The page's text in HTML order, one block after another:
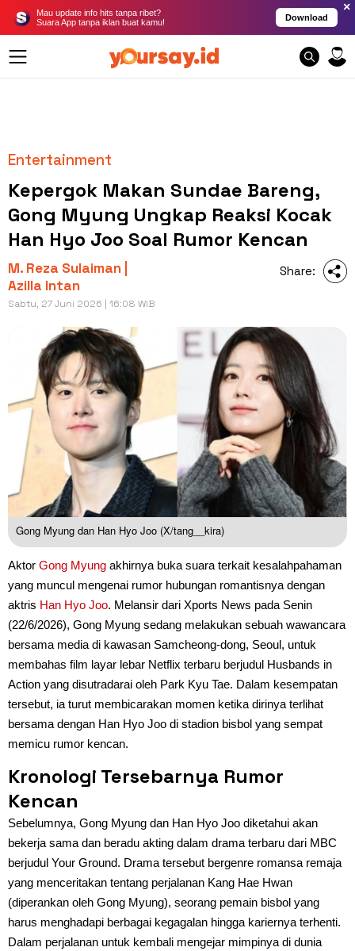
Mau update info hits tanpa ribet?
Suara App tanpa iklan buat kamu!
Download
×
Entertainment
Kepergok Makan Sundae Bareng,
Gong Myung Ungkap Reaksi Kocak
Han Hyo Joo Soal Rumor Kencan
M. Reza Sulaiman |
Azilla Intan
Sabtu, 27 Juni 2026 | 16:08 WIB
Share:
Gong Myung dan Han Hyo Joo (X/tang__kira)
Aktor Gong Myung akhirnya buka suara terkait kesalahpahaman
yang muncul mengenai rumor hubungan romantisnya dengan
aktris Han Hyo Joo. Melansir dari Xports News pada Senin
(22/6/2026), Gong Myung sedang melakukan sebuah wawancara
bersama media di kawasan Samcheong-dong, Seoul, untuk
membahas film layar lebar Netflix terbaru berjudul Husbands in
Action yang disutradarai oleh Park Kyu Tae. Dalam kesempatan
tersebut, ia turut membicarakan momen ketika dirinya terlihat
bersama dengan Han Hyo Joo di stadion bisbol yang sempat
memicu rumor kencan.
Kronologi Tersebarnya Rumor
Kencan
Sebelumnya, Gong Myung dan Han Hyo Joo diketahui akan
bekerja sama dan beradu akting dalam drama terbaru dari MBC
berjudul Your Ground. Drama tersebut bergenre romansa remaja
yang menceritakan tentang perjalanan Kang Hae Hwan
(diperankan oleh Gong Myung), seorang pemain bisbol yang
harus menghadapi berbagai kegagalan hingga kariernya terhenti.
Dalam perjalanan untuk kembali mengejar mimpinya di dunia